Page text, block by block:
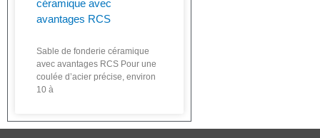
céramique avec
avantages RCS
Sable de fonderie céramique
avec avantages RCS Pour une
coulée d’acier précise, environ
10 à